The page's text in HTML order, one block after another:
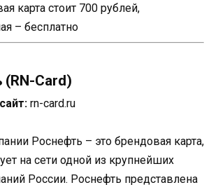
карта стоит 700 рублей,
– бесплатно
Card)
rn-card.ru
Роснефть – это брендовая карта,
на сети одной из крупнейших
России. Роснефть представлена